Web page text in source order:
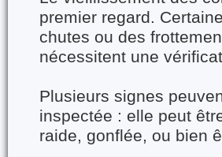
premier regard.
chutes ou des
nécessitent une
Plusieurs signes
inspectée : elle peut
raide, gonflée, ou bien